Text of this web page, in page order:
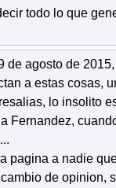
todo lo que
de agosto de
a estas cosas,
lo insolito
Fernandez,
pagina a nadie
de opinion,